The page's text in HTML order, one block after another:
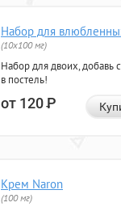
Набор для
(10х100 мг)
Набор для двоих, добавь
в постель!
от 120Р
Крем Naron
(100 мг)